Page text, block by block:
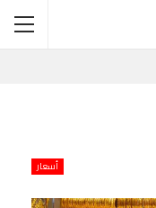
أسعار